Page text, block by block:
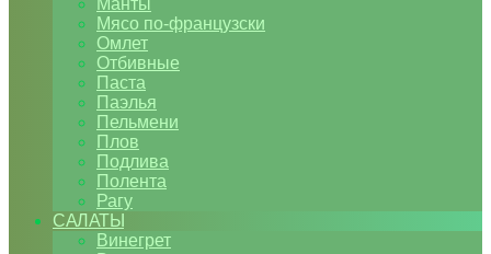
Манты
Мясо по-французски
Омлет
Отбивные
Паста
Паэлья
Пельмени
Плов
Подлива
Полента
Рагу
САЛАТЫ
Винегрет